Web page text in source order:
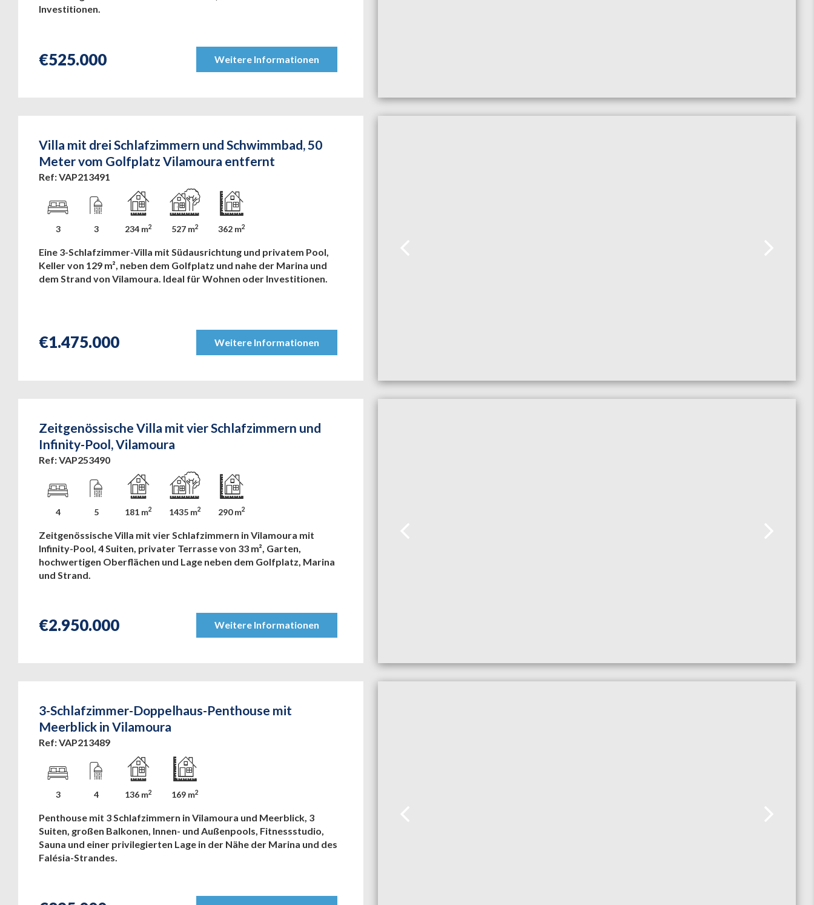
Investitionen.
€525.000 Weitere Informationen
Villa mit drei Schlafzimmern und Schwimmbad, 50
Meter vom Golfplatz Vilamoura entfernt
Ref: VAP213491
3 3 234 m2 527 m2 362 m2
Eine 3-Schlafzimmer-Villa mit Südausrichtung und privatem Pool,
Keller von 129 m², neben dem Golfplatz und nahe der Marina und
dem Strand von Vilamoura. Ideal für Wohnen oder Investitionen.
€1.475.000 Weitere Informationen
Zeitgenössische Villa mit vier Schlafzimmern und
Infinity-Pool, Vilamoura
Ref: VAP253490
4 5 181 m2 1435 m2 290 m2
Zeitgenössische Villa mit vier Schlafzimmern in Vilamoura mit
Infinity-Pool, 4 Suiten, privater Terrasse von 33 m², Garten,
hochwertigen Oberflächen und Lage neben dem Golfplatz, Marina
und Strand.
€2.950.000 Weitere Informationen
3-Schlafzimmer-Doppelhaus-Penthouse mit
Meerblick in Vilamoura
Ref: VAP213489
3 4 136 m2 169 m2
Penthouse mit 3 Schlafzimmern in Vilamoura und Meerblick, 3
Suiten, großen Balkonen, Innen- und Außenpools, Fitnessstudio,
Sauna und einer privilegierten Lage in der Nähe der Marina und des
Falésia-Strandes.